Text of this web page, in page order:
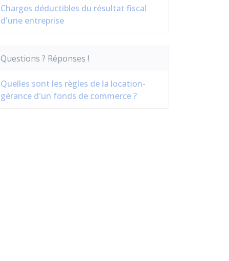
Charges déductibles du résultat fiscal
d'une entreprise
Questions ? Réponses !
Quelles sont les règles de la location-
gérance d'un fonds de commerce ?